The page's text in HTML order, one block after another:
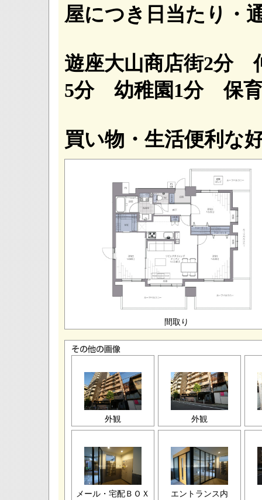
屋につき日当たり・
遊座大山商店街2分
5分 幼稚園1分 保育
買い物・生活便利な
間取り
外観 外観
メール・宅配ＢＯＸ エントランス内